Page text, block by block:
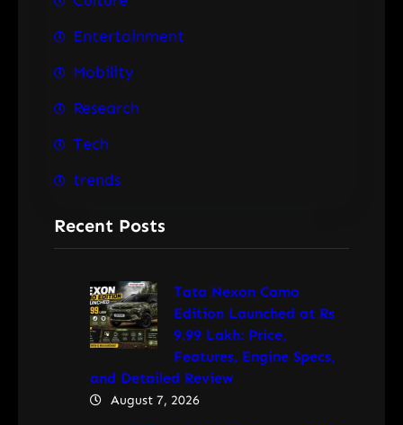
Entertainment
Mobility
Research
Tech
trends
Recent Posts
Tata Nexon Camo
Edition Launched at Rs
9.99 Lakh: Price,
Features, Engine Specs,
and Detailed Review
August 7, 2026